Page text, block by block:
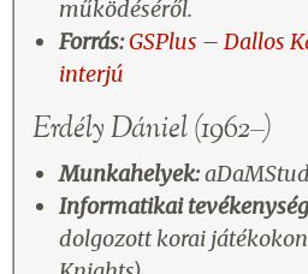
működéséről.
Forrás:GSPlus – Dallos
interjú
Erdély Dániel (1962–)
Munkahelyek:
Informatikai
dolgozott korai